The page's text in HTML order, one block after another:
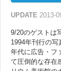
UPDATE 2013-
9/20のゲストは
1994年刊行の
年代に広告・フ
て圧倒的な存在